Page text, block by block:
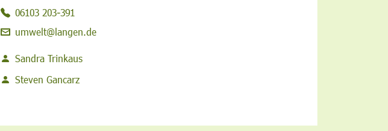
06103 203-391
umwelt@langen.de
Sandra Trinkaus
Steven Gancarz